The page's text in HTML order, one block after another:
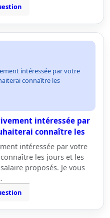
intéressée par votre
connaître les
intéressée par
connaître les
intéressée par votre
les jours et les
proposés. Je vous